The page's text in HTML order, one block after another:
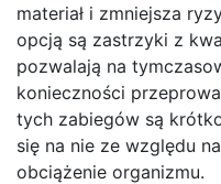
materiał i zmniejsza
opcją są zastrzyki z
pozwalają na
konieczności
tych zabiegów są
się na nie ze względu
obciążenie organizmu.